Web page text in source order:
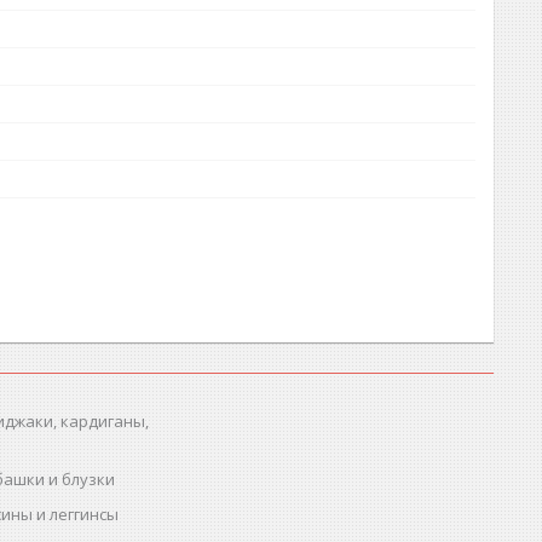
кардиганы,
и блузки
и леггинсы